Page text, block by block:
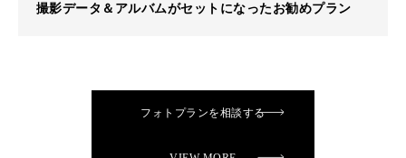
撮影データ＆アルバムがセットになったお勧めプラン
フォトプランを相談する